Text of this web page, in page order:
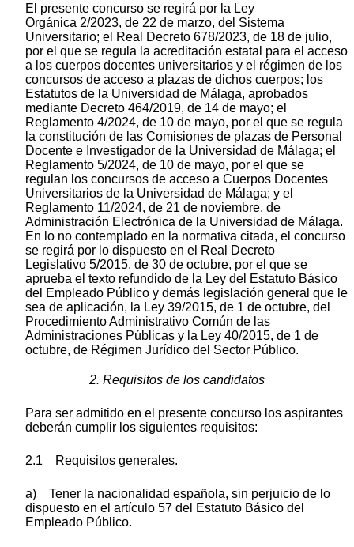
El presente concurso se regirá por la Ley
Orgánica 2/2023, de 22 de marzo, del Sistema
Universitario; el Real Decreto 678/2023, de 18 de julio,
por el que se regula la acreditación estatal para el acceso
a los cuerpos docentes universitarios y el régimen de los
concursos de acceso a plazas de dichos cuerpos; los
Estatutos de la Universidad de Málaga, aprobados
mediante Decreto 464/2019, de 14 de mayo; el
Reglamento 4/2024, de 10 de mayo, por el que se regula
la constitución de las Comisiones de plazas de Personal
Docente e Investigador de la Universidad de Málaga; el
Reglamento 5/2024, de 10 de mayo, por el que se
regulan los concursos de acceso a Cuerpos Docentes
Universitarios de la Universidad de Málaga; y el
Reglamento 11/2024, de 21 de noviembre, de
Administración Electrónica de la Universidad de Málaga.
En lo no contemplado en la normativa citada, el concurso
se regirá por lo dispuesto en el Real Decreto
Legislativo 5/2015, de 30 de octubre, por el que se
aprueba el texto refundido de la Ley del Estatuto Básico
del Empleado Público y demás legislación general que le
sea de aplicación, la Ley 39/2015, de 1 de octubre, del
Procedimiento Administrativo Común de las
Administraciones Públicas y la Ley 40/2015, de 1 de
octubre, de Régimen Jurídico del Sector Público.
2. Requisitos de los candidatos
Para ser admitido en el presente concurso los aspirantes
deberán cumplir los siguientes requisitos:
2.1 Requisitos generales.
a) Tener la nacionalidad española, sin perjuicio de lo
dispuesto en el artículo 57 del Estatuto Básico del
Empleado Público.